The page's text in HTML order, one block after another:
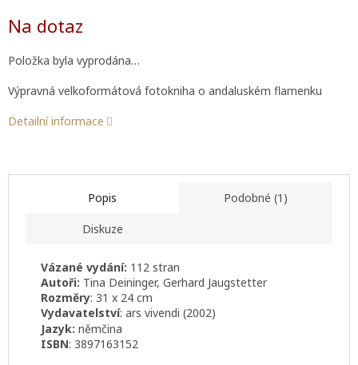
cena:
Na dotaz
Položka byla vyprodána…
Výpravná velkoformátová fotokniha o andaluském flamenku
Detailní informace
Popis Podobné (1)
Diskuze
Vázané vydání: 112 stran
Autoři: Tina Deininger, Gerhard Jaugstetter
Rozměry: 31 x 24 cm
Vydavatelství: ars vivendi (2002)
Jazyk: němčina
ISBN: 3897163152